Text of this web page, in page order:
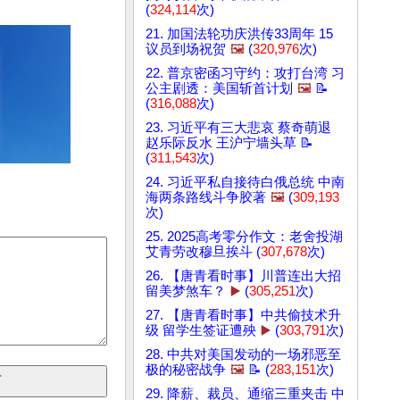
(324,114次)
21. 加国法轮功庆洪传33周年 15
议员到场祝贺 🖼️ (320,976次)
22. 普京密函习守约：攻打台湾 习
公主剧透：美国斩首计划 🖼️ 📝
(316,088次)
23. 习近平有三大悲哀 蔡奇萌退
赵乐际反水 王沪宁墙头草 📝
(311,543次)
24. 习近平私自接待白俄总统 中南
海两条路线斗争胶著 🖼️ (309,193
次)
25. 2025高考零分作文：老舍投湖
艾青劳改穆旦挨斗 (307,678次)
26. 【唐青看时事】川普连出大招
留美梦煞车？
▶️ (305,251次)
27. 【唐青看时事】中共偷技术升
级 留学生签证遭殃 ▶️ (303,791次)
28. 中共对美国发动的一场邪恶至
极的秘密战争 🖼️ 📝 (283,151次)
29. 降薪、裁员、通缩三重夹击 中